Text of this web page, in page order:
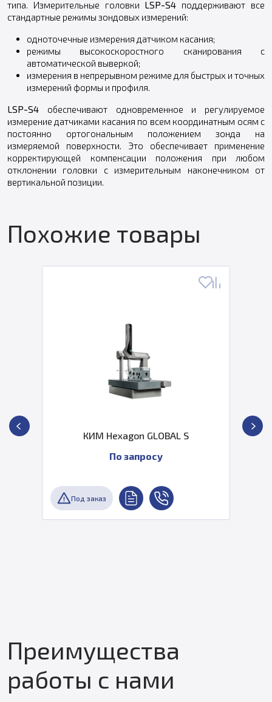
типа. Измерительные головки LSP-S4 поддерживают все
стандартные режимы зондовых измерений:
одноточечные измерения датчиком касания;
режимы высокоскоростного сканирования с
автоматической выверкой;
измерения в непрерывном режиме для быстрых и точных
измерений формы и профиля.
LSP-S4 обеспечивают одновременное и регулируемое
измерение датчиками касания по всем координатным осям с
постоянно ортогональным положением зонда на
измеряемой поверхности. Это обеспечивает применение
корректирующей компенсации положения при любом
отклонении головки с измерительным наконечником от
вертикальной позиции.
Похожие товары
КИМ Hexagon GLOBAL S
По запросу
Под заказ
Преимущества
работы с нами